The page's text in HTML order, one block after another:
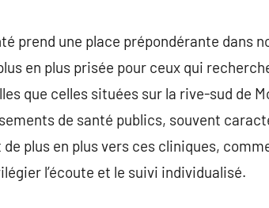
prend une place prépondérante dans
en plus prisée pour ceux qui
que celles situées sur la rive-sud de
de santé publics, souvent
plus en plus vers ces cliniques,
l’écoute et le suivi individualisé.